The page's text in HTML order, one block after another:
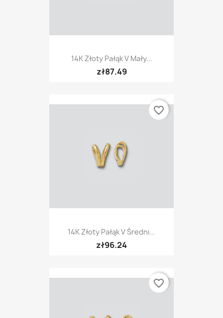
14K Złoty Pałąk V Mały...
zł87.49
14K Złoty Pałąk V Średni...
zł96.24
favorite_border
favorite_border